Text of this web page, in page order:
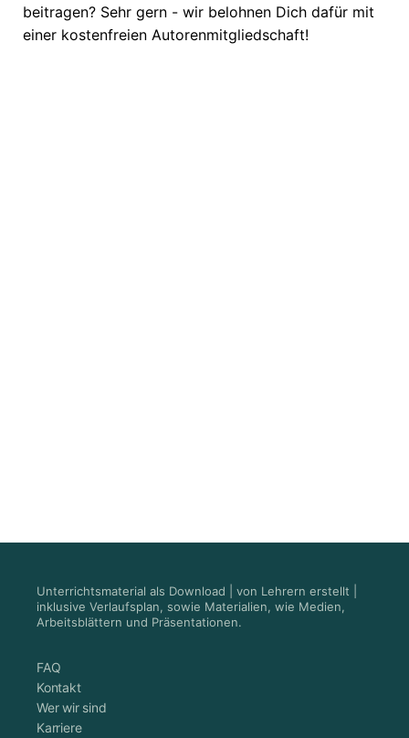
beitragen? Sehr gern - wir belohnen Dich dafür mit
einer kostenfreien Autorenmitgliedschaft!
Unterrichtsmaterial als Download | von Lehrern erstellt |
inklusive Verlaufsplan, sowie Materialien, wie Medien,
Arbeitsblättern und Präsentationen.
FAQ
Kontakt
Wer wir sind
Karriere